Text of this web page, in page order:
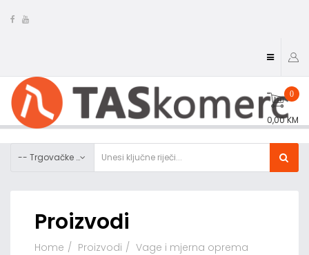
0
0,00 KM
-- Trgovačke vage
Proizvodi
Home Proizvodi
Vage i mjerna oprema